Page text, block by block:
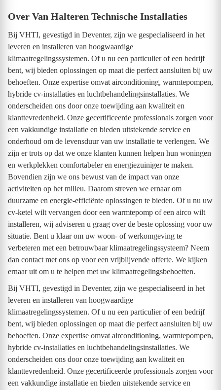
Over Van Halteren Technische Installaties
Bij VHTI, gevestigd in Deventer, zijn we gespecialiseerd in het
leveren en installeren van hoogwaardige
klimaatregelingssystemen. Of u nu een particulier of een bedrijf
bent, wij bieden oplossingen op maat die perfect aansluiten bij uw
behoeften. Onze expertise omvat airconditioning, warmtepompen,
hybride cv-installaties en luchtbehandelingsinstallaties. We
onderscheiden ons door onze toewijding aan kwaliteit en
klanttevredenheid. Onze gecertificeerde professionals zorgen voor
een vakkundige installatie en bieden uitstekende service en
onderhoud om de levensduur van uw installatie te verlengen. We
zijn er trots op dat we onze klanten kunnen helpen hun woningen
en werkplekken comfortabeler en energiezuiniger te maken.
Bovendien zijn we ons bewust van de impact van onze
activiteiten op het milieu. Daarom streven we ernaar om
duurzame en energie-efficiënte oplossingen te bieden. Of u nu uw
cv-ketel wilt vervangen door een warmtepomp of een airco wilt
installeren, wij adviseren u graag over de beste oplossing voor uw
situatie. Bent u klaar om uw woon- of werkomgeving te
verbeteren met een betrouwbaar klimaatregelingssysteem? Neem
dan contact met ons op voor een vrijblijvende offerte. We kijken
ernaar uit om u te helpen met uw klimaatregelingsbehoeften.
Bij VHTI, gevestigd in Deventer, zijn we gespecialiseerd in het
leveren en installeren van hoogwaardige
klimaatregelingssystemen. Of u nu een particulier of een bedrijf
bent, wij bieden oplossingen op maat die perfect aansluiten bij uw
behoeften. Onze expertise omvat airconditioning, warmtepompen,
hybride cv-installaties en luchtbehandelingsinstallaties. We
onderscheiden ons door onze toewijding aan kwaliteit en
klanttevredenheid. Onze gecertificeerde professionals zorgen voor
een vakkundige installatie en bieden uitstekende service en